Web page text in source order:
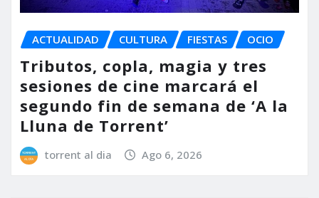
ACTUALIDAD CULTURA FIESTAS OCIO
Tributos, copla, magia y tres
sesiones de cine marcará el
segundo fin de semana de ‘A la
Lluna de Torrent’
torrent al dia Ago 6, 2026